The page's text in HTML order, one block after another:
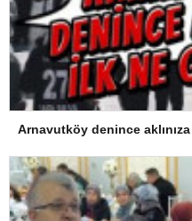
Arnavutköy denince